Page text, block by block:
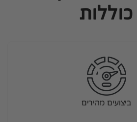
כוללות
ביצועים מהירים